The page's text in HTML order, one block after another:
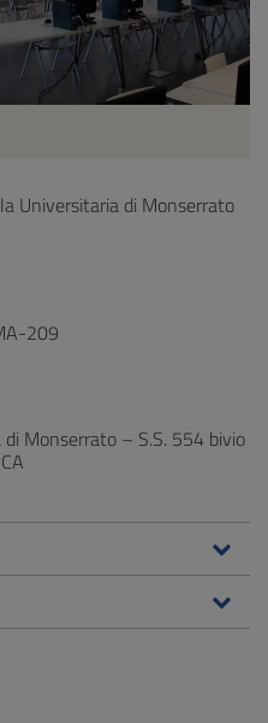
Universitaria di Monserrato
209
Monserrato – S.S. 554 bivio